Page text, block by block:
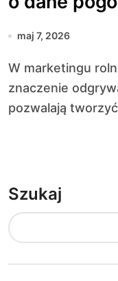
maj 7, 2026
W marketingu rolniczym coraz większe
znaczenie
pozwalają
Szukaj